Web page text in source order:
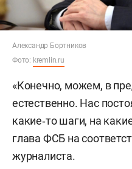
Александр Бортников
Фото: kremlin.ru
«Конечно, можем, в
естественно. Нас
какие‑то шаги, на
глава ФСБ на
журналиста.